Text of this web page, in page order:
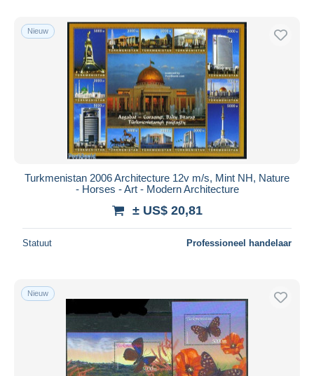
Nieuw
Turkmenistan 2006 Architecture 12v m/s, Mint NH, Nature
- Horses - Art - Modern Architecture
± US$ 20,81
Statuut Professioneel handelaar
Nieuw